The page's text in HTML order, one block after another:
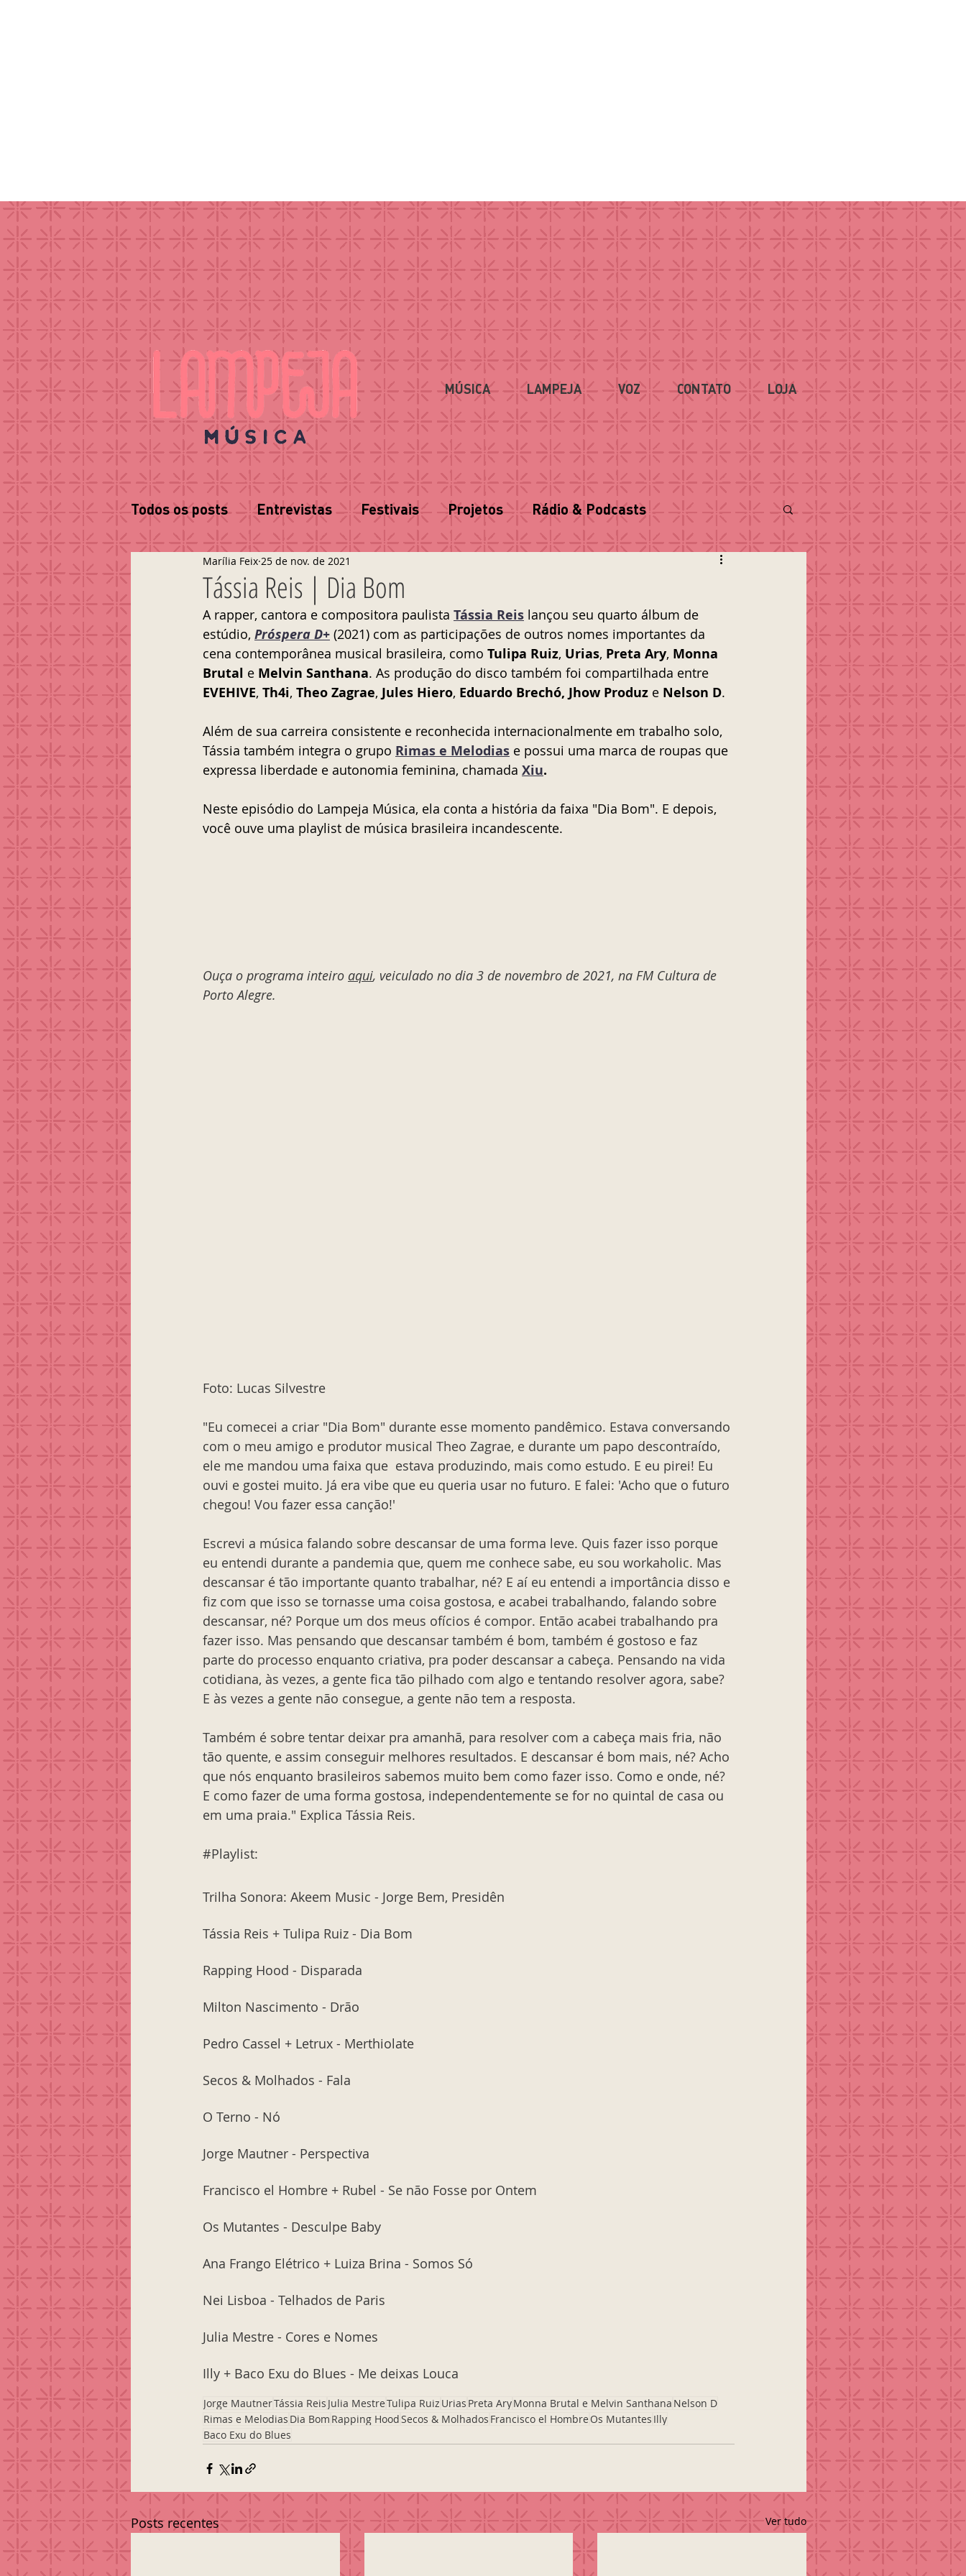
MÚSICA LAMPEJA VOZ CONTATO LOJA
Todos os posts Entrevistas Festivais Projetos Rádio & Podcasts
Tássia Reis | Dia Bom
Marília Feix 25 de nov. de 2021
A rapper, cantora e compositora paulista Tássia Reis lançou seu quarto álbum de
estúdio, Próspera D+ (2021) com as participações de outros nomes importantes da
cena contemporânea musical brasileira, como Tulipa Ruiz, Urias, Preta Ary, Monna
Brutal e Melvin Santhana. As produção do disco também foi compartilhada entre
EVEHIVE, Th4i, Theo Zagrae, Jules Hiero, Eduardo Brechó, Jhow Produz e Nelson D.
Além de sua carreira consistente e reconhecida internacionalmente em trabalho solo,
Tássia também integra o grupo Rimas e Melodias e possui uma marca de roupas que
expressa liberdade e autonomia feminina, chamada Xiu.
Neste episódio do Lampeja Música, ela conta a história da faixa "Dia Bom". E depois,
você ouve uma playlist de música brasileira incandescente.
Ouça o programa inteiro aqui, veiculado no dia 3 de novembro de 2021, na FM Cultura de
Porto Alegre.
Foto: Lucas Silvestre
"Eu comecei a criar "Dia Bom" durante esse momento pandêmico. Estava conversando
com o meu amigo e produtor musical Theo Zagrae, e durante um papo descontraído,
ele me mandou uma faixa que  estava produzindo, mais como estudo. E eu pirei! Eu
ouvi e gostei muito. Já era vibe que eu queria usar no futuro. E falei: 'Acho que o futuro
chegou! Vou fazer essa canção!'
Escrevi a música falando sobre descansar de uma forma leve. Quis fazer isso porque
eu entendi durante a pandemia que, quem me conhece sabe, eu sou workaholic. Mas
descansar é tão importante quanto trabalhar, né? E aí eu entendi a importância disso e
fiz com que isso se tornasse uma coisa gostosa, e acabei trabalhando, falando sobre
descansar, né? Porque um dos meus ofícios é compor. Então acabei trabalhando pra
fazer isso. Mas pensando que descansar também é bom, também é gostoso e faz
parte do processo enquanto criativa, pra poder descansar a cabeça. Pensando na vida
cotidiana, às vezes, a gente fica tão pilhado com algo e tentando resolver agora, sabe?
E às vezes a gente não consegue, a gente não tem a resposta.
Também é sobre tentar deixar pra amanhã, para resolver com a cabeça mais fria, não
tão quente, e assim conseguir melhores resultados. E descansar é bom mais, né? Acho
que nós enquanto brasileiros sabemos muito bem como fazer isso. Como e onde, né?
E como fazer de uma forma gostosa, independentemente se for no quintal de casa ou
em uma praia." Explica Tássia Reis.
#Playlist:
Trilha Sonora: Akeem Music - Jorge Bem, Presidên
Tássia Reis + Tulipa Ruiz - Dia Bom
Rapping Hood - Disparada
Milton Nascimento - Drão
Pedro Cassel + Letrux - Merthiolate
Secos & Molhados - Fala
O Terno - Nó
Jorge Mautner - Perspectiva
Francisco el Hombre + Rubel - Se não Fosse por Ontem
Os Mutantes - Desculpe Baby
Ana Frango Elétrico + Luiza Brina - Somos Só
Nei Lisboa - Telhados de Paris
Julia Mestre - Cores e Nomes
Illy + Baco Exu do Blues - Me deixas Louca
Jorge MautnerTássia Reis Julia MestreTulipa Ruiz Urias Preta AryMonna Brutal e Melvin Santhana Nelson D
Rimas e Melodias Dia Bom Rapping HoodSecos & Molhados Francisco el Hombre Os Mutantes Illy
Baco Exu do Blues
Posts recentes Ver tudo